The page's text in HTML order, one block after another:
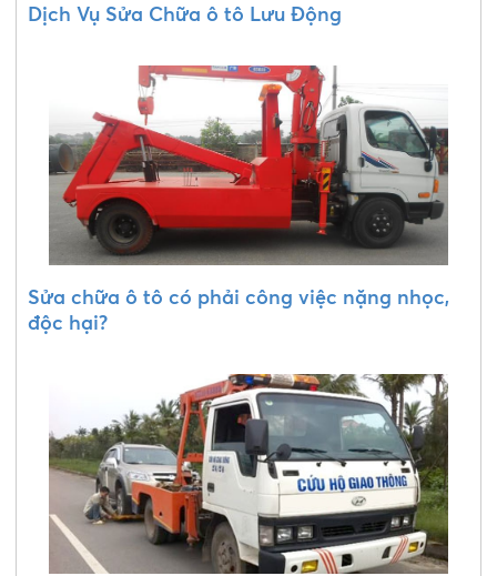
Dịch Vụ Sửa Chữa ô tô Lưu Động
Sửa chữa ô tô có phải công việc nặng nhọc,
độc hại?